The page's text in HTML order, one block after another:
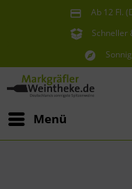
Ab 12 Fl.
Schneller
Sie erreichen
Menü